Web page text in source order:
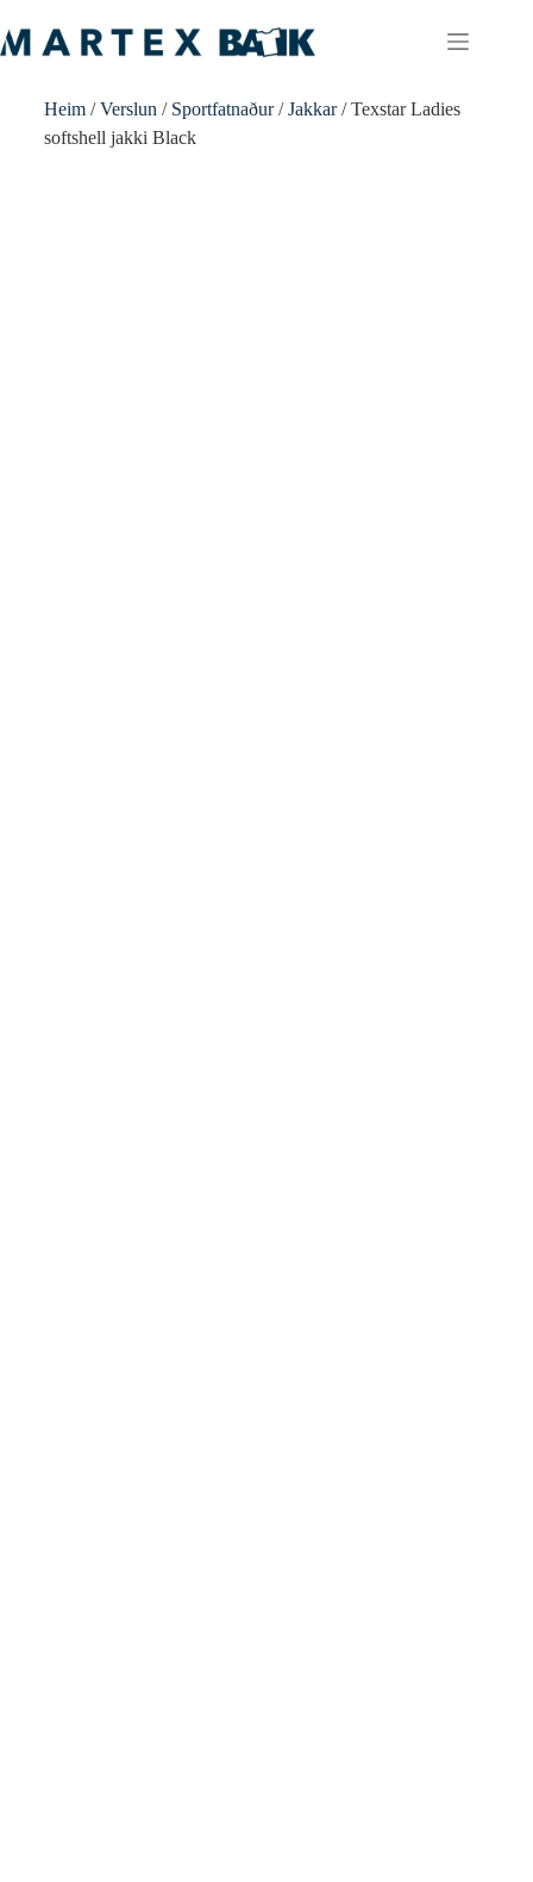
Heim/Verslun / Sportfatnaður/Jakkar/ Texstar Ladies
softshell jakki Black